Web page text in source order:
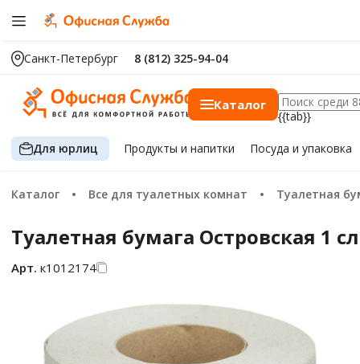
Санкт-Петербург 8 (812) 325-94-04
Каталог
{{tab}}
Для юрлиц Продуктыи напитки Посуда и упаковка
Каталог Все для туалетных комнат Туалетная
Туалетная бумага Островская 1
Арт. к1012174